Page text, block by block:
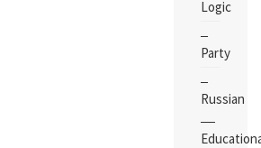
Logic
Party
Russian